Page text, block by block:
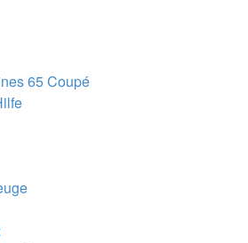
65 Coupé